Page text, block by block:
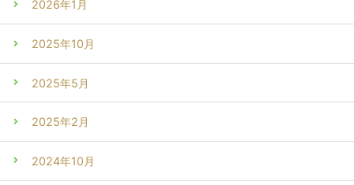
2026年1月
2025年10月
2025年5月
2025年2月
2024年10月